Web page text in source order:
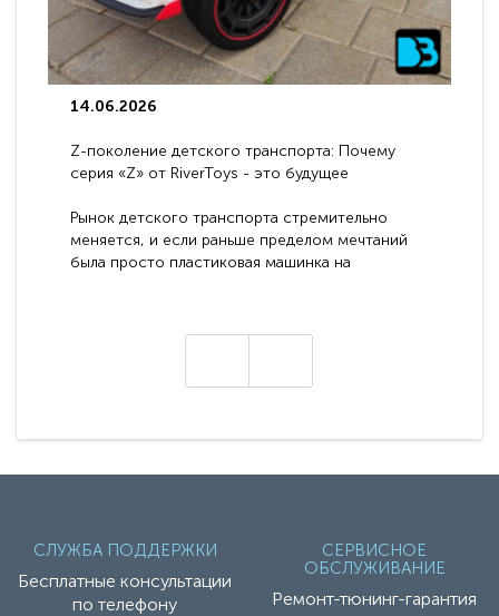
14.06.2026
Z-поколение детского транспорта: Почему
серия «Z» от RiverToys - это будущее
Рынок детского транспорта стремительно
меняется, и если раньше пределом мечтаний
была просто пластиковая машинка на
СЛУЖБА ПОДДЕРЖКИ
Бесплатные консультации
по телефону
СЕРВИСНОЕ
ОБСЛУЖИВАНИЕ
Ремонт-тюнинг-гарантия